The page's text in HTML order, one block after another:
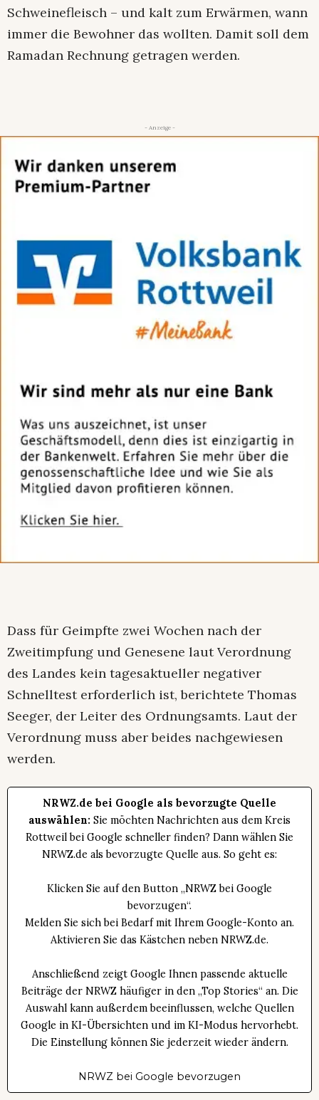
Schweinefleisch – und kalt zum Erwärmen, wann
immer die Bewohner das wollten. Damit soll dem
Ramadan Rechnung getragen werden.
- Anzeige -
Dass für Geimpfte zwei Wochen nach der
Zweitimpfung und Genesene laut Verordnung
des Landes kein tagesaktueller negativer
Schnelltest erforderlich ist, berichtete Thomas
Seeger, der Leiter des Ordnungsamts. Laut der
Verordnung muss aber beides nachgewiesen
werden.
NRWZ.de bei Google als bevorzugte Quelle
auswählen: Sie möchten Nachrichten aus dem Kreis
Rottweil bei Google schneller finden? Dann wählen Sie
NRWZ.de als bevorzugte Quelle aus. So geht es:
Klicken Sie auf den Button „NRWZ bei Google
bevorzugen“.
Melden Sie sich bei Bedarf mit Ihrem Google-Konto an.
Aktivieren Sie das Kästchen neben NRWZ.de.
Anschließend zeigt Google Ihnen passende aktuelle
Beiträge der NRWZ häufiger in den „Top Stories“ an. Die
Auswahl kann außerdem beeinflussen, welche Quellen
Google in KI-Übersichten und im KI-Modus hervorhebt.
Die Einstellung können Sie jederzeit wieder ändern.
NRWZ bei Google bevorzugen